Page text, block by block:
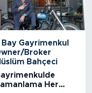
Bay Gayrimenkul
Broker
Bahçeci
Her